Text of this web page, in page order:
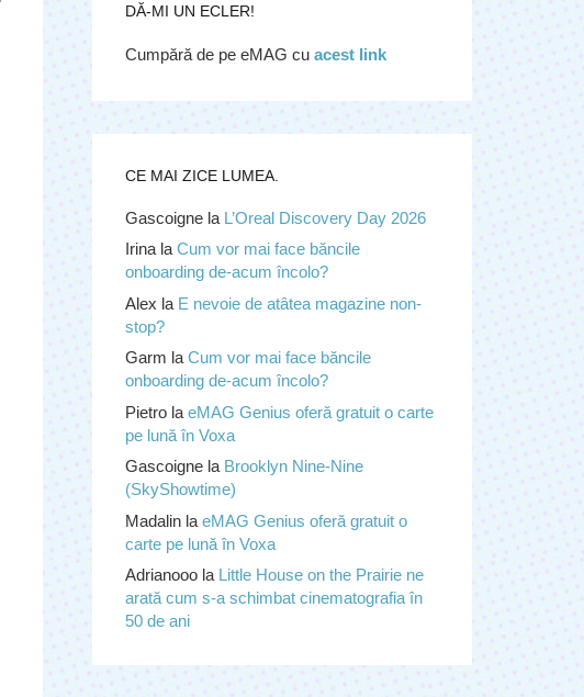
DĂ-MI UN ECLER!
Cumpără de pe eMAG cu acest link
CE MAI ZICE LUMEA.
Gascoignela L’Oreal Discovery Day 2026
Irinala Cum vor mai face băncile
onboarding de-acum încolo?
Alex la E nevoie de atâtea magazine non-
stop?
Garm la Cum vor mai face băncile
onboarding de-acum încolo?
Pietrola eMAG Genius oferă gratuit o carte
pe lună în Voxa
Gascoignela Brooklyn Nine-Nine
(SkyShowtime)
Madalinla eMAG Genius oferă gratuit o
carte pe lună în Voxa
Adrianooola Little House on the Prairie ne
arată cum s-a schimbat cinematografia în
50 de ani